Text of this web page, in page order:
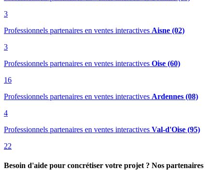
3
Professionnels partenaires en ventes interactives Aisne (02)
3
Professionnels partenaires en ventes interactives Oise (60)
16
Professionnels partenaires en ventes interactives Ardennes (08)
4
Professionnels partenaires en ventes interactives Val-d'Oise (95)
22
Besoin d'aide pour concrétiser votre projet ? Nos partenaires